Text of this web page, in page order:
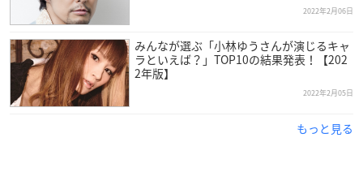
2022年2月06日
みんなが選ぶ「小林ゆうさんが演じるキャ
ラといえば？」TOP10の結果発表！【202
2年版】
2022年2月05日
もっと見る